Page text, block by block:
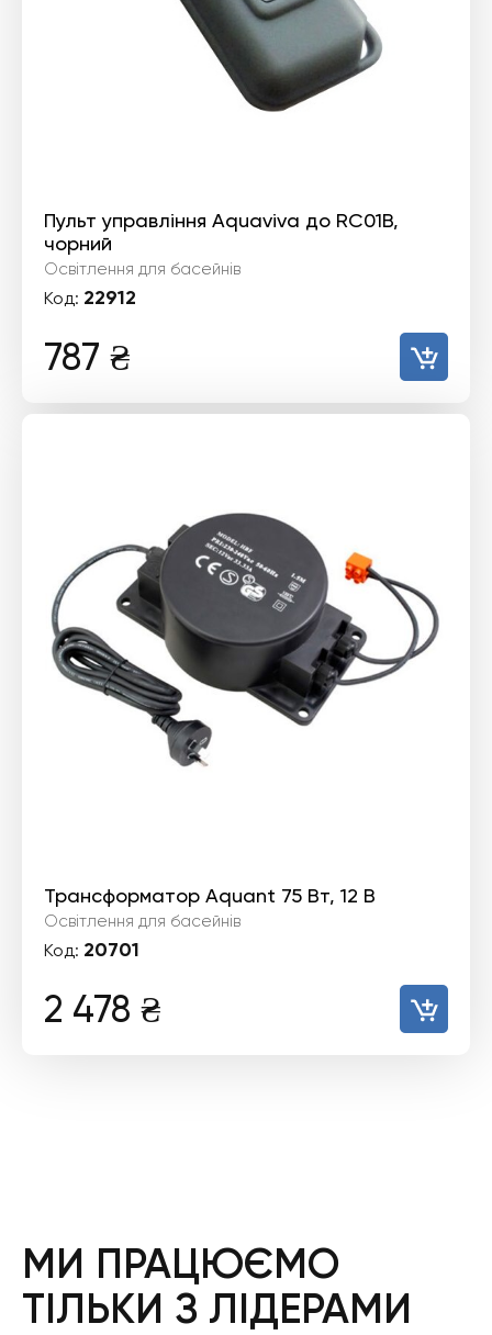
Пульт управління Aquaviva до RC01B,
чорний
Освітлення для басейнів
Код: 22912
787 ₴
Трансформатор Aquant 75 Вт, 12 В
Освітлення для басейнів
Код: 20701
2 478 ₴
МИ ПРАЦЮЄМО
ТІЛЬКИ З ЛІДЕРАМИ